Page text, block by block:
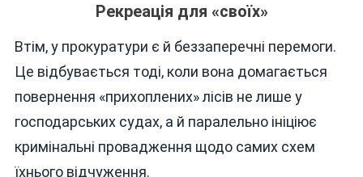
Рекреація для «своїх»
Втім, у прокуратури є й беззаперечні перемоги.
Це відбувається тоді, коли вона домагається
повернення «прихоплених» лісів не лише у
господарських судах, а й паралельно ініціює
кримінальні провадження щодо самих схем
їхнього відчуження.